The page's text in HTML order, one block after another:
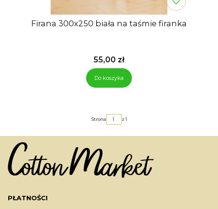
Firana 300x250 biała na taśmie firanka
Cena
55,00 zł
Do koszyka
Strona z 1
PŁATNOŚCI